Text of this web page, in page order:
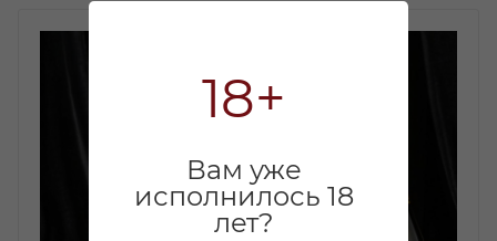
18+
Вам уже
исполнилось 18
лет?